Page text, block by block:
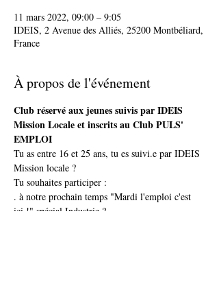
11 mars 2022, 09:00 – 9:05
IDEIS, 2 Avenue des Alliés, 25200 Montbéliard,
France
À propos de l'événement
Club réservé aux jeunes suivis par IDEIS
Mission Locale et inscrits au Club PULS'
EMPLOI
Tu as entre 16 et 25 ans, tu es suivi.e par IDEIS
Mission locale ?
Tu souhaites participer :
. à notre prochain temps "Mardi l'emploi c'est
ici !" spécial Industrie ?